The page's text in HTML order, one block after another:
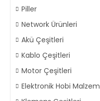
Piller
Network Ürünleri
Akü Çeşitleri
Kablo Çeşitleri
Motor Çeşitleri
Elektronik Hobi